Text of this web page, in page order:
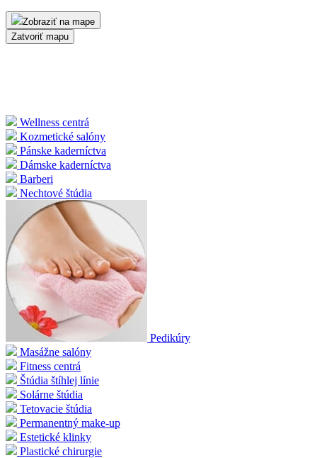
Zobraziť na mape
Zatvoriť mapu
Wellness centrá
Kozmetické salóny
Pánske kaderníctva
Dámske kaderníctva
Barberi
Nechtové štúdia
Pedikúry
Masážne salóny
Fitness centrá
Štúdia štíhlej línie
Solárne štúdia
Tetovacie štúdia
Permanentný make-up
Estetické klinky
Plastické chirurgie